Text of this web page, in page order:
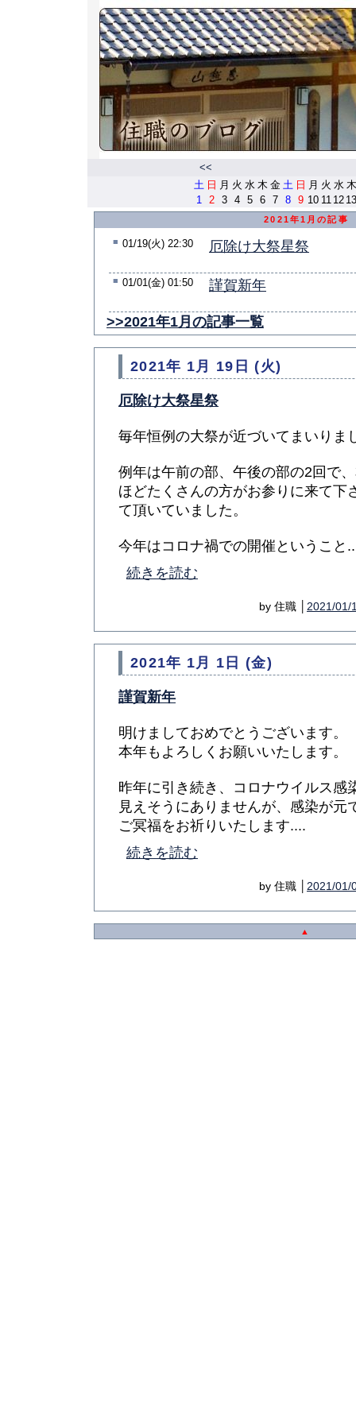
<<
土 日 月 火 水 木 金 土 日 月 火 水 木
1
2 3 4 5 6 7 8 9 10 11 12 13
2021年1月の記事
■ 01/19(火) 22:30 厄除け大祭星祭
■ 01/01(金) 01:50 謹賀新年
>>2021年1月の記事一覧
2021年 1月 19日 (火)
厄除け大祭星祭
毎年恒例の大祭が近づいてまいりま
例年は午前の部、午後の部の2回で
ほどたくさんの方がお参りに来て下
て頂いていました。
今年はコロナ禍での開催ということ
続きを読む
by 住職 │ 2021/01/
2021年 1月 1日 (金)
謹賀新年
明けましておめでとうございます。
本年もよろしくお願いいたします。
昨年に引き続き、コロナウイルス感
見えそうにありませんが、感染が元
ご冥福をお祈りいたします....
続きを読む
by 住職 │ 2021/01/
▲